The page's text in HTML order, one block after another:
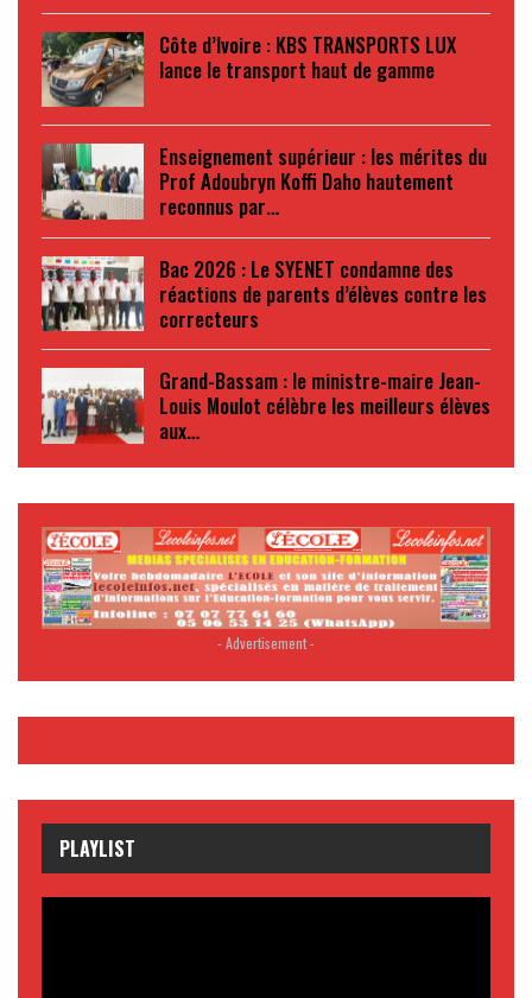
Côte d’Ivoire : KBS TRANSPORTS LUX
lance le transport haut de gamme
Enseignement supérieur : les mérites du
Prof Adoubryn Koffi Daho hautement
reconnus par…
Bac 2026 : Le SYENET condamne des
réactions de parents d’élèves contre les
correcteurs
Grand-Bassam : le ministre-maire Jean-
Louis Moulot célèbre les meilleurs élèves
aux…
- Advertisement -
PLAYLIST